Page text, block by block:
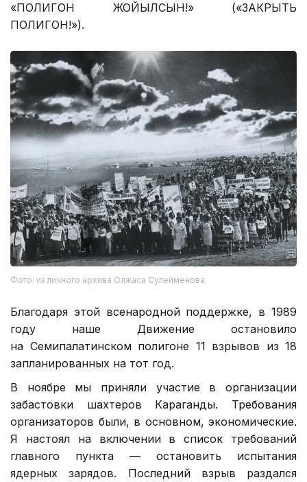
«ПОЛИГОН ЖОЙЫЛСЫН!» («ЗАКРЫТЬ
ПОЛИГОН!»).
Фото: из личного архива Олжаса Сулейменова
Благодаря этой всенародной поддержке, в 1989
году наше Движение остановило
на Семипалатинском полигоне 11 взрывов из 18
запланированных на тот год.
В ноябре мы приняли участие в организации
забастовки шахтеров Караганды. Требования
организаторов были, в основном, экономические.
Я настоял на включении в список требований
главного пункта — остановить испытания
ядерных зарядов. Последний взрыв раздался